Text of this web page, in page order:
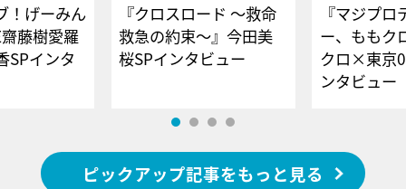
！げーみん
藤樹愛羅
SPインタ
『クロスロード ～救命
救急の約束～』今田美
桜SPインタビュー
『マジプロ
ー、ももク
クロ×東京
ンタビュー
ピックアップ記事をもっと見る